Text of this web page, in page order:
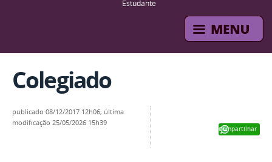
Estudante
Colegiado
Compartilhar
publicado 08/12/2017 12h06, última
modificação 25/05/2026 15h39